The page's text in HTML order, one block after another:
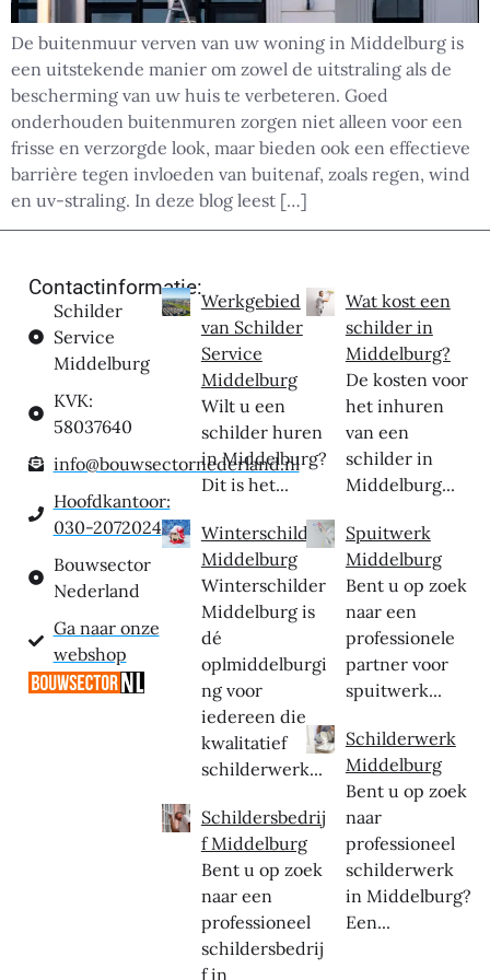
De buitenmuur verven van uw woning in Middelburg is
een uitstekende manier om zowel de uitstraling als de
bescherming van uw huis te verbeteren. Goed
onderhouden buitenmuren zorgen niet alleen voor een
frisse en verzorgde look, maar bieden ook een effectieve
barrière tegen invloeden van buitenaf, zoals regen, wind
en uv-straling. In deze blog leest […]
Contactinformatie:
Schilder
Service
Middelburg
KVK:
58037640
info@bouwsectornederland.nl
Hoofdkantoor:
030-2072024
Bouwsector
Nederland
Ga naar onze
webshop
Werkgebied
van Schilder
Service
Middelburg
Wilt u een
schilder huren
in Middelburg?
Dit is het...
Winterschilder
Middelburg
Winterschilder
Middelburg is
dé
oplmiddelburgi
ng voor
iedereen die
kwalitatief
schilderwerk...
Schildersbedrij
f Middelburg
Bent u op zoek
naar een
professioneel
schildersbedrij
f in
Wat kost een
schilder in
Middelburg?
De kosten voor
het inhuren
van een
schilder in
Middelburg...
Spuitwerk
Middelburg
Bent u op zoek
naar een
professionele
partner voor
spuitwerk...
Schilderwerk
Middelburg
Bent u op zoek
naar
professioneel
schilderwerk
in Middelburg?
Een...